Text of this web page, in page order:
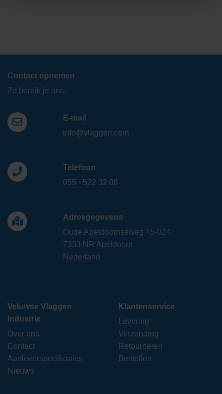
Contact opnemen
Zo bereik je ons.
E-mail
info@vlaggen.com
Telefoon
055 - 522 32 08
Adresgegevens
Oude Apeldoornseweg 45-024
7333 NR Apeldoorn
Nederland
Veluwse Vlaggen
Industrie
Over ons
Contact
Aanleverspecificaties
Nieuws
Klantenservice
Levering
Verzending
Retourneren
Bestellen